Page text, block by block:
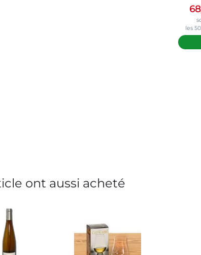
les
ont aussi acheté